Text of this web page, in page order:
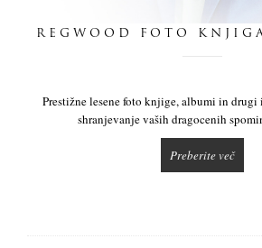
REGWOOD FOTO
Prestižne lesene foto knjige, albumi in
shranjevanje vaših dragocenih
Preberite več